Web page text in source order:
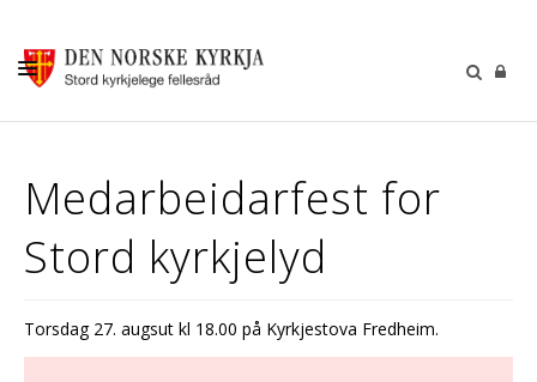
GUDSTENESTER
DÅP VIGSEL GRAVFERD
BARN OG UNGDOM
SOKNERÅDA
Medarbeidarfest for
Stord kyrkjelyd
Torsdag 27. augsut kl 18.00 på Kyrkjestova Fredheim.